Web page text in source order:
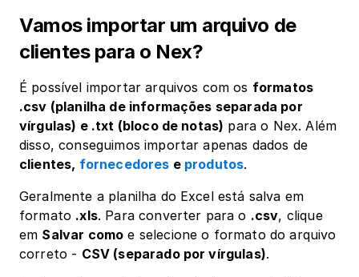
Vamos importar um arquivo de
clientes para o Nex?
É possível importar arquivos com os formatos
.csv (planilha de informações separada por
vírgulas) e .txt (bloco de notas) para o Nex. Além
disso, conseguimos importar apenas dados de
clientes, fornecedores e produtos.
Geralmente a planilha do Excel está salva em
formato .xls. Para converter para o .csv, clique
em Salvar como e selecione o formato do arquivo
correto - CSV (separado por vírgulas).